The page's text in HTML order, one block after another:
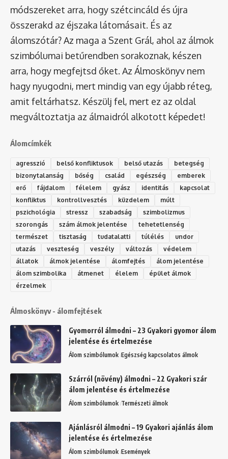
módszereket arra, hogy szétcincáld és újra
összerakd az éjszaka látomásait. És az
álomszótár? Az maga a Szent Grál, ahol az álmok
szimbólumai betűrendben sorakoznak, készen
arra, hogy megfejtsd őket. Az Álmoskönyv nem
hagy nyugodni, mert mindig van egy újabb réteg,
amit feltárhatsz. Készülj fel, mert ez az oldal
megváltoztatja az álmaidról alkotott képedet!
Álomcímkék
agresszió belső konfliktusok belső utazás
betegség
bizonytalanság
bőség család egészség
emberek
erő
fájdalom félelem gyász identitás
kapcsolat
konfliktus
kontrollvesztés küzdelem
múlt
pszichológia
stressz szabadság
szimbolizmus
szorongás
szám álmok jelentése
tehetetlenség
természet
tisztaság tudatalatti túlélés
undor
utazás
veszteség veszély változás
védelem
állatok
álmok jelentése álomfejtés
álom jelentése
álom szimbolika
átmenet élelem
épület álmok
érzelmek
Álmoskönyv - álomfejtések
Gyomorról álmodni – 23 Gyakori gyomor álom
jelentése és értelmezése
Álom szimbólumok Egészség kapcsolatos álmok
Szárról (növény) álmodni – 22 Gyakori szár
álom jelentése és értelmezése
Álom szimbólumok Természeti álmok
Ajánlásról álmodni – 19 Gyakori ajánlás álom
jelentése és értelmezése
Álom szimbólumok Események